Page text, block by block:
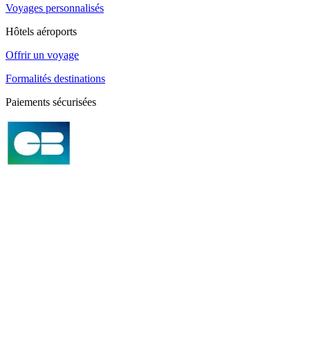
Voyages personnalisés
Hôtels aéroports
Offrir un voyage
Formalités destinations
Paiements sécurisées